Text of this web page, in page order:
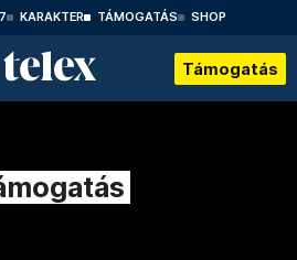
KARAKTER TÁMOGATÁS SHOP
Támogatás